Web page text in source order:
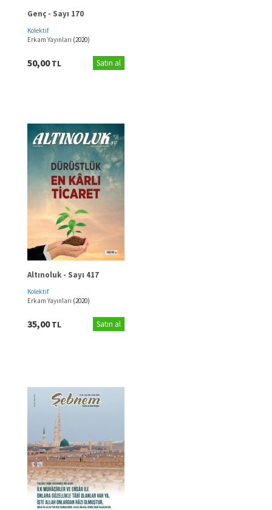
Genç - Sayı 170
Kolektif
Erkam Yayınları (2020)
50,00TL Satın al
Altınoluk - Sayı 417
Kolektif
Erkam Yayınları (2020)
35,00TL Satın al